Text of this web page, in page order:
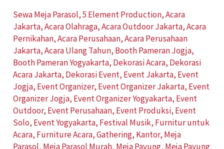
Sewa Meja Parasol,5 Element Production,Acara
Jakarta,Acara Olahraga,Acara Outdoor Jakarta,Acara
Pernikahan,Acara Perusahaan,Acara Perusahaan
Jakarta,Acara Ulang Tahun, Booth Pameran Jogja,
Booth Pameran Yogyakarta, Dekorasi Acara, Dekorasi
Acara Jakarta, Dekorasi Event, Event Jakarta, Event
Jogja, Event Organizer, Event Organizer Jakarta, Event
Organizer Jogja, Event Organizer Yogyakarta, Event
Outdoor, Event Perusahaan, Event Produksi, Event
Solo, Event Yogyakarta, Festival Musik, Furnitur untuk
Acara, Furniture Acara,Gathering, Kantor, Meja
Parasol, Meja Parasol Murah, Meja Payung, Meja Payung
Outdoor